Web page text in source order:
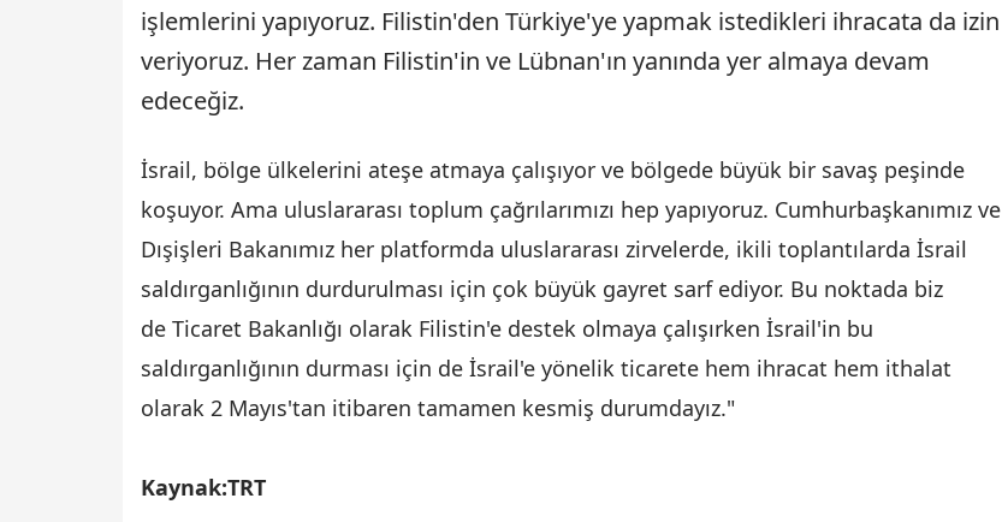
işlemlerini yapıyoruz. Filistin'den Türkiye'ye yapmak istedikleri ihracata da izin
veriyoruz. Her zaman Filistin'in ve Lübnan'ın yanında yer almaya devam
edeceğiz.
İsrail, bölge ülkelerini ateşe atmaya çalışıyor ve bölgede büyük bir savaş peşinde
koşuyor. Ama uluslararası toplum çağrılarımızı hep yapıyoruz. Cumhurbaşkanımız ve
Dışişleri Bakanımız her platformda uluslararası zirvelerde, ikili toplantılarda İsrail
saldırganlığının durdurulması için çok büyük gayret sarf ediyor. Bu noktada biz
de Ticaret Bakanlığı olarak Filistin'e destek olmaya çalışırken İsrail'in bu
saldırganlığının durması için de İsrail'e yönelik ticarete hem ihracat hem ithalat
olarak 2 Mayıs'tan itibaren tamamen kesmiş durumdayız."
Kaynak:TRT